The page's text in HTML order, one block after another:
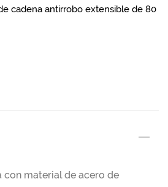
cadena antirrobo extensible de 80
con material de acero de